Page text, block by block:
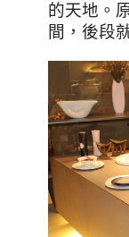
的天地。
間，後段